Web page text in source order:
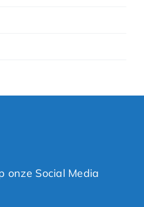
onze Social Media